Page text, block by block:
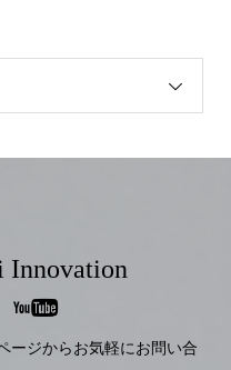
ージからお気軽にお問い合